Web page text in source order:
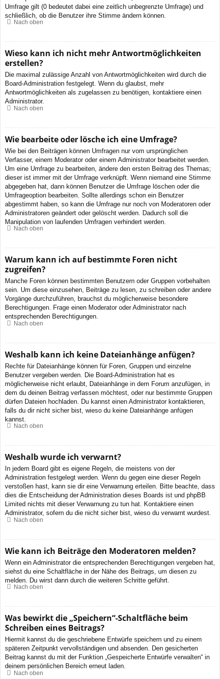
Umfrage gilt (0 bedeutet dabei eine zeitlich unbegrenzte Umfrage) und
schließlich, ob die Benutzer ihre Stimme ändern können.
Nach oben
Wieso kann ich nicht mehr Antwortmöglichkeiten
erstellen?
Die maximal zulässige Anzahl von Antwortmöglichkeiten wird durch die
Board-Administration festgelegt. Wenn du glaubst, mehr
Antwortmöglichkeiten als zugelassen zu benötigen, kontaktiere einen
Administrator.
Nach oben
Wie bearbeite oder lösche ich eine Umfrage?
Wie bei den Beiträgen können Umfragen nur vom ursprünglichen
Verfasser, einem Moderator oder einem Administrator bearbeitet werden.
Um eine Umfrage zu bearbeiten, ändere den ersten Beitrag des Themas;
dieser ist immer mit der Umfrage verknüpft. Wenn niemand eine Stimme
abgegeben hat, dann können Benutzer die Umfrage löschen oder die
Umfrageoption bearbeiten. Sollte allerdings schon ein Benutzer
abgestimmt haben, so kann die Umfrage nur noch von Moderatoren oder
Administratoren geändert oder gelöscht werden. Dadurch soll die
Manipulation von laufenden Umfragen verhindert werden.
Nach oben
Warum kann ich auf bestimmte Foren nicht
zugreifen?
Manche Foren können bestimmten Benutzern oder Gruppen vorbehalten
sein. Um diese einzusehen, Beiträge zu lesen, zu schreiben oder andere
Vorgänge durchzuführen, brauchst du möglicherweise besondere
Berechtigungen. Frage einen Moderator oder Administrator nach
entsprechenden Berechtigungen.
Nach oben
Weshalb kann ich keine Dateianhänge anfügen?
Rechte für Dateianhänge können für Foren, Gruppen und einzelne
Benutzer vergeben werden. Die Board-Administration hat es
möglicherweise nicht erlaubt, Dateianhänge in dem Forum anzufügen, in
dem du deinen Beitrag verfassen möchtest, oder nur bestimmte Gruppen
dürfen Dateien hochladen. Du kannst einen Administrator kontaktieren,
falls du dir nicht sicher bist, wieso du keine Dateianhänge anfügen
kannst.
Nach oben
Weshalb wurde ich verwarnt?
In jedem Board gibt es eigene Regeln, die meistens von der
Administration festgelegt werden. Wenn du gegen eine dieser Regeln
verstoßen hast, kann sie dir eine Verwarnung erteilen. Bitte beachte, dass
dies die Entscheidung der Administration dieses Boards ist und phpBB
Limited nichts mit dieser Verwarnung zu tun hat. Kontaktiere einen
Administrator, sofern du die nicht sicher bist, wieso du verwarnt wurdest.
Nach oben
Wie kann ich Beiträge den Moderatoren melden?
Wenn ein Administrator die entsprechenden Berechtigungen vergeben hat,
siehst du eine Schaltfläche in der Nähe des Beitrags, um diesen zu
melden. Du wirst dann durch die weiteren Schritte geführt.
Nach oben
Was bewirkt die „Speichern“-Schaltfläche beim
Schreiben eines Beitrags?
Hiermit kannst du die geschriebene Entwürfe speichern und zu einem
späteren Zeitpunkt vervollständigen und absenden. Den gesicherten
Beitrag kannst du mit der Funktion „Gespeicherte Entwürfe verwalten“ in
deinem persönlichen Bereich erneut laden.
Nach oben